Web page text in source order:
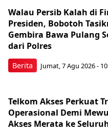
Berita
Walau Persib Kalah di
Presiden, Bobotoh
Gembira Bawa Pulang
dari Polres
Jumat, 7 Agu 2026 -
Telkom Akses Perkuat
Operasional Demi
Akses Merata ke